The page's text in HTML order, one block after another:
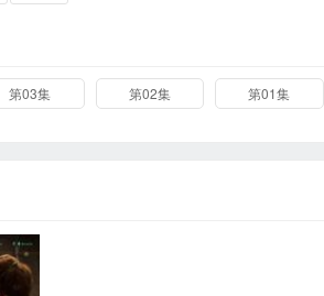
第03集 第02集 第01集